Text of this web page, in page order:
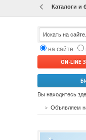
Каталоги и
на сайте
ON-
Вы находитесь